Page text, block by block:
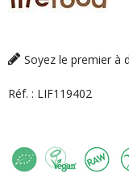
Soyez le premier à
Réf. : LIF119402